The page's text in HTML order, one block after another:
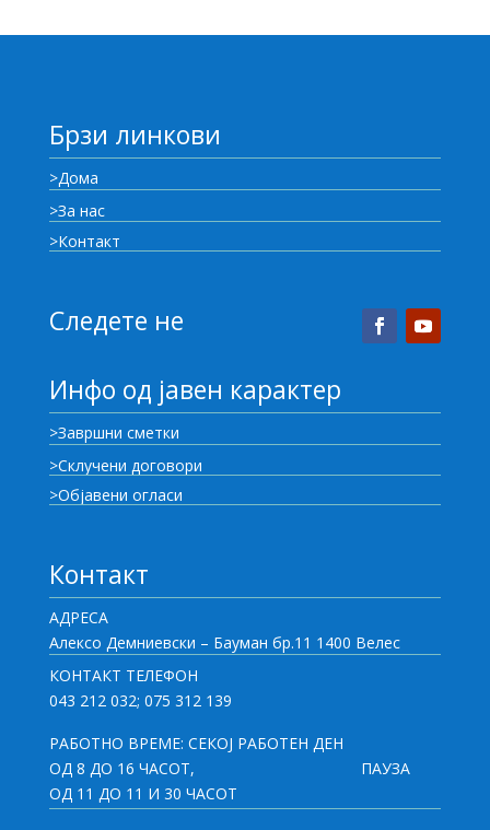
Брзи линкови
>Дома
>За нас
>Контакт
Следете не
Инфо од јавен карактер
>Завршни сметки
>Склучени договори
>Објавени огласи
Контакт
АДРЕСА
Алексо Демниевски – Бауман бр.11 1400 Велес
КОНТАКТ ТЕЛЕФОН
043 212 032; 075 312 139
РАБОТНО ВРЕМЕ: СЕКОЈ РАБОТЕН ДЕН
ОД 8 ДО 16 ЧАСОТ, ПАУЗА
ОД 11 ДО 11 И 30 ЧАСОТ